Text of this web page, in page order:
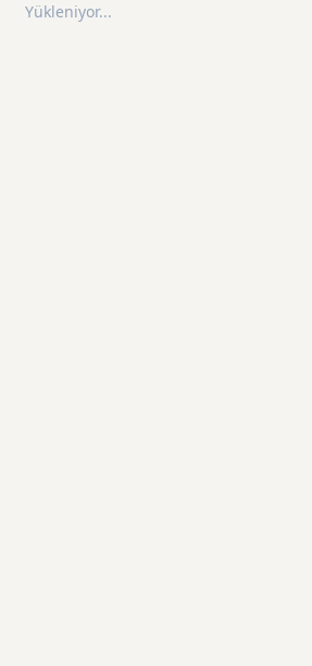
Yükleniyor...